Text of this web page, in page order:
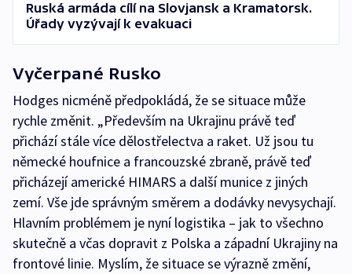
Ruská armáda cílí na Slovjansk a Kramatorsk.
Úřady vyzývají k evakuaci
Vyčerpané Rusko
Hodges nicméně předpokládá, že se situace může
rychle změnit. „Především na Ukrajinu právě teď
přichází stále více dělostřelectva a raket. Už jsou tu
německé houfnice a francouzské zbraně, právě teď
přicházejí americké HIMARS a další munice z jiných
zemí. Vše jde správným směrem a dodávky nevysychají.
Hlavním problémem je nyní logistika – jak to všechno
skutečně a včas dopravit z Polska a západní Ukrajiny na
frontové linie. Myslím, že situace se výrazně změní,